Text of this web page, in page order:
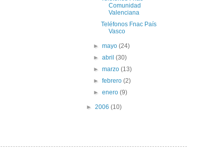
Comunidad
Valenciana
Teléfonos Fnac País
Vasco
►mayo(24)
►abril(30)
►marzo(13)
►febrero(2)
►enero(9)
► 2006 (10)